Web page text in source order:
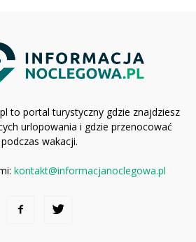
to portal turystyczny gdzie znajdziesz
urlopowania i gdzie przenocować
podczas wakacji.
kontakt@informacjanoclegowa.pl